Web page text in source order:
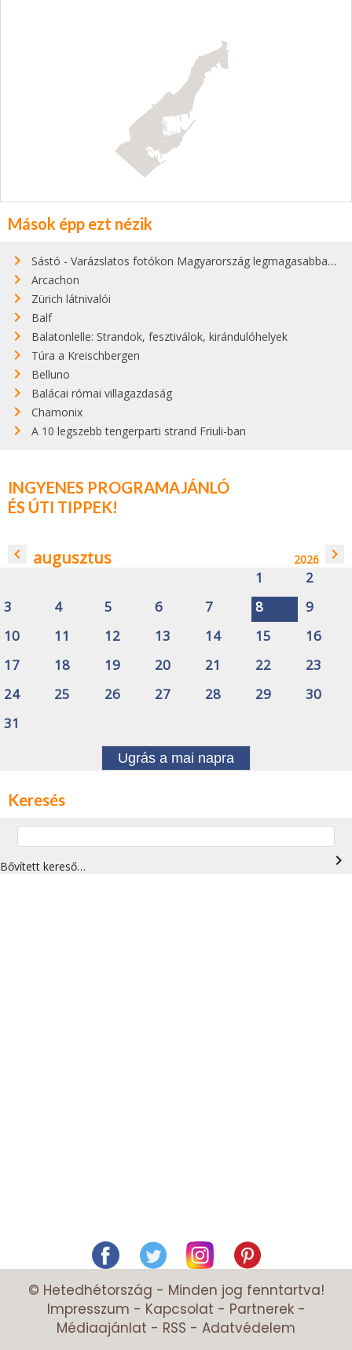
Mások épp ezt nézik
Sástó - Varázslatos fotókon Magyarország legmagasabban fekvő tava
Arcachon
Zürich látnivalói
Balf
Balatonlelle: Strandok, fesztiválok, kirándulóhelyek
Túra a Kreischbergen
Belluno
Balácai római villagazdaság
Chamonix
A 10 legszebb tengerparti strand Friuli-ban
INGYENES PROGRAMAJÁNLÓ
ÉS ÚTI TIPPEK!
navigate_before augusztus 2026 navigate_next
1
2
3
4 5 6 7 8
9
10
11 12 13 14 15
16
17
18 19 20 21 22
23
24
25 26 27 28 29
30
31
Ugrás a mai napra
Keresés
Bővített kereső… navigate_next
© Hetedhétország - Minden jog fenntartva!
Impresszum - Kapcsolat - Partnerek-
Médiaajánlat - RSS - Adatvédelem